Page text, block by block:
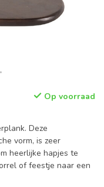
Op voorraad
Deze
vorm, is zeer
heerlijke hapjes te
of feestje naar een